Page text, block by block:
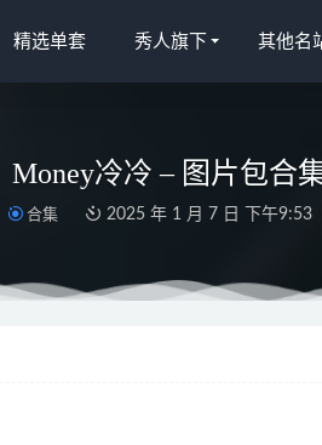
精选单套 秀人旗下 其他名
Money冷冷 – 图片包合
合集 2025 年 1 月 7 日 下午9:53